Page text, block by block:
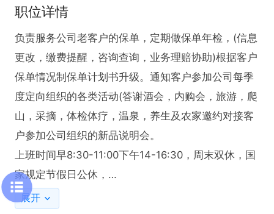
职位详情
负责服务公司老客户的保单，定期做保单年检，(信息
更改，缴费提醒，咨询查询，业务理赔协助)根据客户
保单情况制保单计划书升级。通知客户参加公司每季
度定向组织的各类活动(答谢酒会，内购会，旅游，爬
山，采摘，体检体疗，温泉，养生及农家邀约对接客
户参加公司组织的新品说明会。
上班时间早8:30-11:00下午14-16:30，周末双休，国
家规定节假日公休，
咨询时请说是在烟台直聘看到的
展开